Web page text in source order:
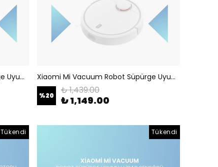
Xiaomi Mi Vacuum Robot Süpürge Uyumlu Sol Tekerlek Xiaomi Mi Vacuum Robot Süpürge Uyumlu Uçurum Sensörü
%20 ₺ 1,439.00
₺ 1,149.00
Tükendi Tükendi